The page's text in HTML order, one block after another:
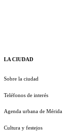
LA CIUDAD
Sobre la ciudad
Teléfonos de interés
Agenda urbana de Mérida
Cultura y festejos